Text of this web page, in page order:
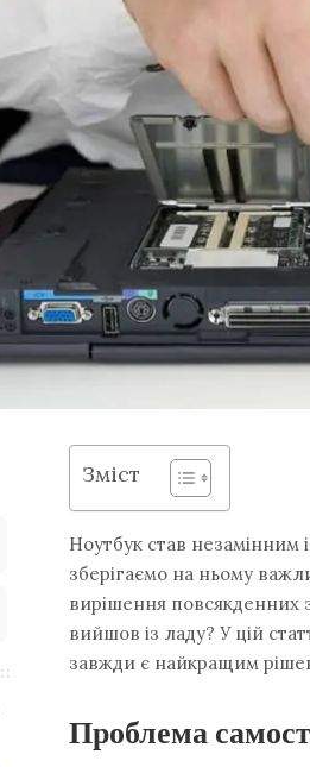
Зміст
Ноутбук став незамінним
зберігаємо на ньому
вирішення повсякденних
вийшов із ладу? У цій
завжди є найкращим
Проблема